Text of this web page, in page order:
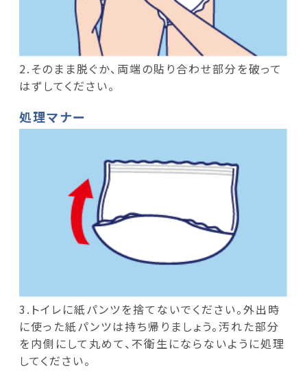
2.そのまま脱ぐか、両端の貼り合わせ部分を破って
はずしてください。
処理マナー
3.トイレに紙パンツを捨てないでください。外出時
に使った紙パンツは持ち帰りましょう。汚れた部分
を内側にして丸めて、不衛生にならないように処理
してください。